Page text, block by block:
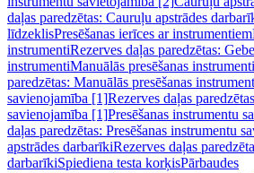
daļas paredzētas: Cauruļu apstrādes
līdzeklisPresēšanas ierīces ar instrumentiem
instrumentiRezerves daļas paredzētas:
instrumentiManuālās presēšanas instrumenti
paredzētas: Manuālās presēšanas
savienojamība [1]Rezerves daļas
savienojamība [1]Presēšanas instrumentu
daļas paredzētas: Presēšanas instrumentu
apstrādes darbarīkiRezerves daļas
darbarīkiSpiediena testa korķisPārbaudes